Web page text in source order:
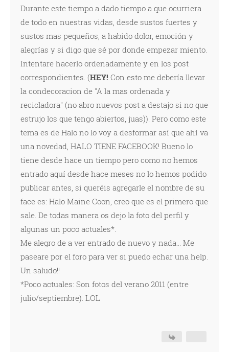
Durante este tiempo a dado tiempo a que ocurriera
de todo en nuestras vidas, desde sustos fuertes y
sustos mas pequeños, a habido dolor, emoción y
alegrías y si digo que sé por donde empezar miento.
Intentare hacerlo ordenadamente y en los post
correspondientes. (HEY! Con esto me debería llevar
la condecoracion de ''A la mas ordenada y
recicladora'' (no abro nuevos post a destajo si no que
estrujo los que tengo abiertos, juas)). Pero como este
tema es de Halo no lo voy a desformar así que ahí va
una novedad, HALO TIENE FACEBOOK! Bueno lo
tiene desde hace un tiempo pero como no hemos
entrado aquí desde hace meses no lo hemos podido
publicar antes, si queréis agregarle el nombre de su
face es: Halo Maine Coon, creo que es el primero que
sale. De todas manera os dejo la foto del perfil y
algunas un poco actuales*.
Me alegro de a ver entrado de nuevo y nada... Me
paseare por el foro para ver si puedo echar una help.
Un saludo!!
*Poco actuales: Son fotos del verano 2011 (entre
julio/septiembre). LOL